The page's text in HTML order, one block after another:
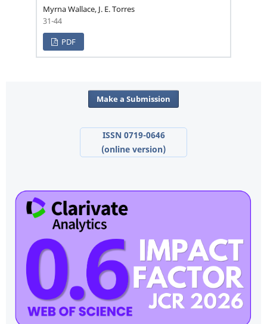
Myrna Wallace, J. E. Torres
31-44
PDF
Make a Submission
ISSN 0719-0646
(online version)